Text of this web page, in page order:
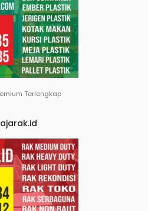
Terlengkap